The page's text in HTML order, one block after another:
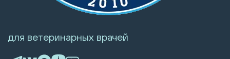
для ветеринарных врачей